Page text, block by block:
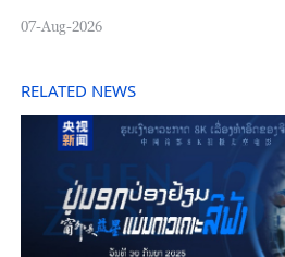
07-Aug-2026
RELATED NEWS